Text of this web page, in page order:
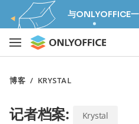
与ONLYOFFICE
博客 / KRYSTAL
记者档案: Krystal